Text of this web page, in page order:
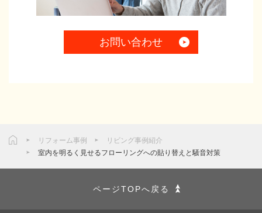
お問い合わせ
リフォーム事例
リビング事例紹介
室内を明るく見せるフローリングへの貼り替えと騒音対策
ページTOPへ戻る